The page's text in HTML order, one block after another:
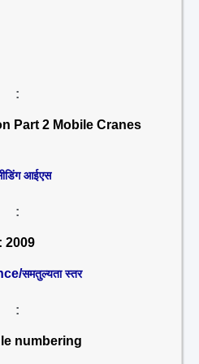
:
Part 2 Mobile Cranes
आईएस
:
2009
समतुल्यता स्तर
:
numbering